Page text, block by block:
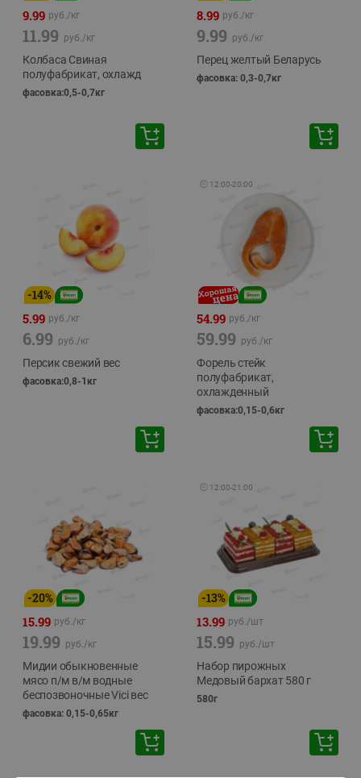
9.99 руб./кг
11.99 руб./кг
Колбаса Свиная
полуфабрикат, охлажд
фасовка:0,5-0,7кг
8.99 руб./кг
9.99 руб./кг
Перец желтый Беларусь
фасовка: 0,3-0,7кг
-14%
5.99 руб./кг
6.99 руб./кг
Персик свежий вес
фасовка:0,8-1кг
🕘 12:00-20:00
54.99 руб./кг
59.99 руб./кг
Форель стейк
полуфабрикат,
охлажденный
фасовка:0,15-0,6кг
-20%
15.99 руб./кг
19.99 руб./кг
Мидии обыкновенные
мясо п/м в/м водные
беспозвоночные Vici вес
фасовка: 0,15-0,65кг
🕘 12:00-21:00
-13%
13.99 руб./шт
15.99 руб./шт
Набор пирожных
Медовый бархат 580 г
580г